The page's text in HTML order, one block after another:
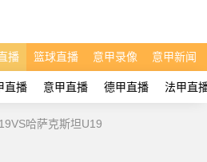
播 篮球直播 意甲录像 意甲新闻
直播 意甲直播 德甲直播 法甲直
哈萨克斯坦U19